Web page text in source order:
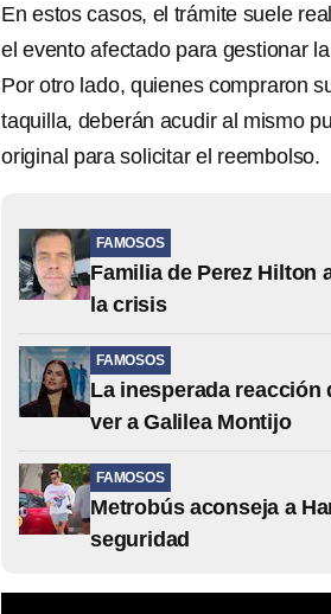
En estos casos, el trámite suele
el evento afectado para gestionar
Por otro lado, quienes compraron
taquilla, deberán acudir al mismo
original para solicitar el reembolso.
FAMOSOS
Familia de Perez Hilton
la crisis
FAMOSOS
La inesperada reacción
ver a Galilea Montijo
FAMOSOS
Metrobús aconseja a
seguridad